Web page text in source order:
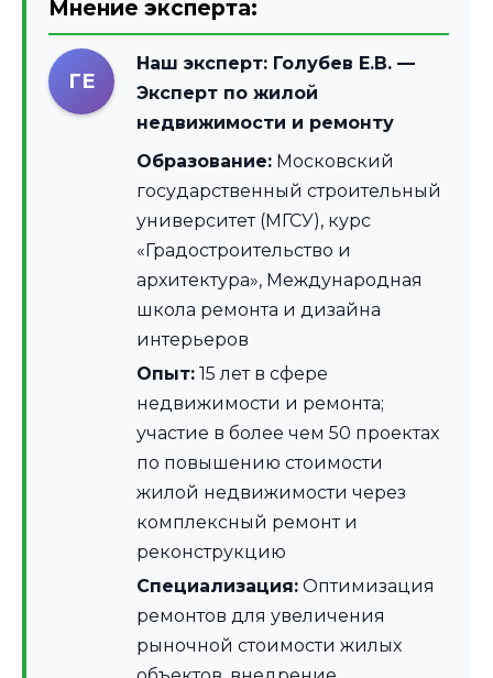
Мнение эксперта:
ГЕ
Наш эксперт: Голубев Е.В. —
Эксперт по жилой
недвижимости и ремонту
Образование: Московский
государственный строительный
университет (МГСУ), курс
«Градостроительство и
архитектура», Международная
школа ремонта и дизайна
интерьеров
Опыт: 15 лет в сфере
недвижимости и ремонта;
участие в более чем 50 проектах
по повышению стоимости
жилой недвижимости через
комплексный ремонт и
реконструкцию
Специализация: Оптимизация
ремонтов для увеличения
рыночной стоимости жилых